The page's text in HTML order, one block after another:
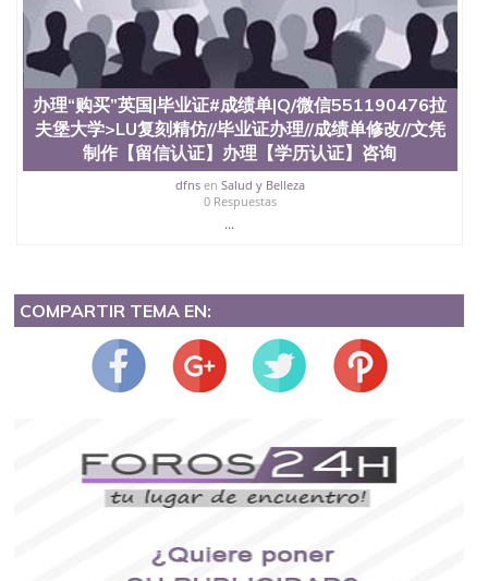
办理“购买”英国|毕业证#成绩单|Q/微信551190476拉
夫堡大学>LU复刻精仿//毕业证办理//成绩单修改//文凭
制作【留信认证】办理【学历认证】咨询
dfnsen Salud y Belleza
0 Respuestas
...
COMPARTIR TEMA EN: